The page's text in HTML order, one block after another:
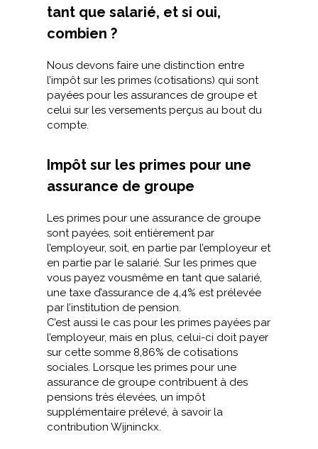
tant que salarié, et si oui,
combien ?
Nous devons faire une distinction entre
l’impôt sur les primes (cotisations) qui sont
payées pour les assurances de groupe et
celui sur les versements perçus au bout du
compte.
Impôt sur les primes pour une
assurance de groupe
Les primes pour une assurance de groupe
sont payées, soit entièrement par
l’employeur, soit, en partie par l’employeur et
en partie par le salarié. Sur les primes que
vous payez vousmême en tant que salarié,
une taxe d’assurance de 4,4% est prélevée
par l’institution de pension.
C’est aussi le cas pour les primes payées par
l’employeur, mais en plus, celui-ci doit payer
sur cette somme 8,86% de cotisations
sociales. Lorsque les primes pour une
assurance de groupe contribuent à des
pensions très élevées, un impôt
supplémentaire prélevé, à savoir la
contribution Wijninckx.